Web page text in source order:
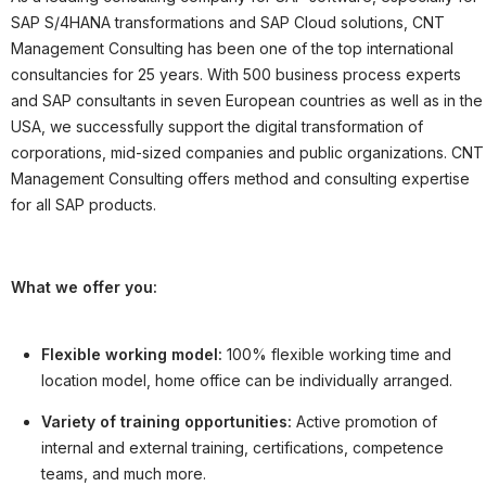
SAP S/4HANA transformations and SAP Cloud solutions, CNT
Management Consulting has been one of the top international
consultancies for 25 years. With 500 business process experts
and SAP consultants in seven European countries as well as in the
USA, we successfully support the digital transformation of
corporations, mid-sized companies and public organizations. CNT
Management Consulting offers method and consulting expertise
for all SAP products.
What we offer you:
Flexible working model: 100% flexible working time and
location model, home office can be individually arranged.
Variety of training opportunities: Active promotion of
internal and external training, certifications, competence
teams, and much more.
Systemstatus
Jobs
Jobkategorien
Berufsfelder
Für Unternehmen
Inserat buchen
Cookie-Einstellungen